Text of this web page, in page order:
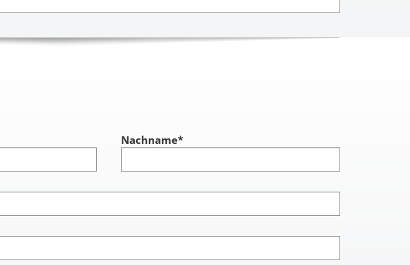
Nachname*